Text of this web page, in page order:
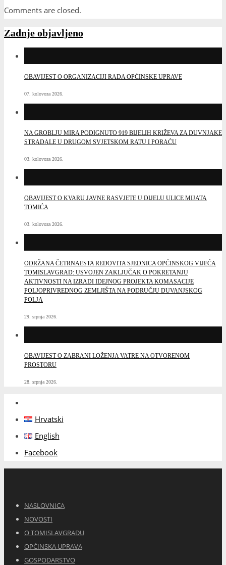
Comments are closed.
Zadnje objavljeno
OBAVIJEST O ORGANIZACIJI RADA OPĆINSKE UPRAVE
07. kolovoza 2026.
NA GROBLJU MIRA PODIGNUTO 919 BIJELIH KRIŽEVA ZA DUVNJAKE
STRADALE U DRUGOM SVJETSKOM RATU I PORAĆU
03. kolovoza 2026.
OBAVIJEST O KVARU JAVNE RASVJETE U DIJELU ULICE MIJATA
TOMIĆA
03. kolovoza 2026.
ODRŽANA ČETRNAESTA REDOVITA SJEDNICA OPĆINSKOG VIJEĆA
TOMISLAVGRAD: USVOJEN ZAKLJUČAK O POKRETANJU
AKTIVNOSTI NA IZRADI IDEJNOG PROJEKTA KOMASACIJE
POLJOPRIVREDNOG ZEMLJIŠTA NA PODRUČJU DUVANJSKOG
POLJA
29. srpnja 2026.
OBAVIJEST O ZABRANI LOŽENJA VATRE NA OTVORENOM
PROSTORU
28. srpnja 2026.
Hrvatski
English
Facebook
NASLOVNICA
NOVOSTI
O TOMISLAVGRADU
OPĆINSKA UPRAVA
GOSPODARSTVO